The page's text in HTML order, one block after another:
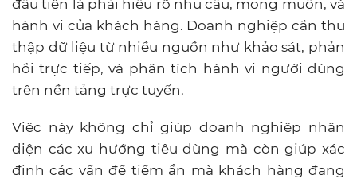
đầu tiên là phải hiểu rõ nhu cầu, mong muốn, và
hành vi của khách hàng. Doanh nghiệp cần thu
thập dữ liệu từ nhiều nguồn như khảo sát, phản
hồi trực tiếp, và phân tích hành vi người dùng
trên nền tảng trực tuyến.
Việc này không chỉ giúp doanh nghiệp nhận
diện các xu hướng tiêu dùng mà còn giúp xác
định các vấn đề tiềm ẩn mà khách hàng đang